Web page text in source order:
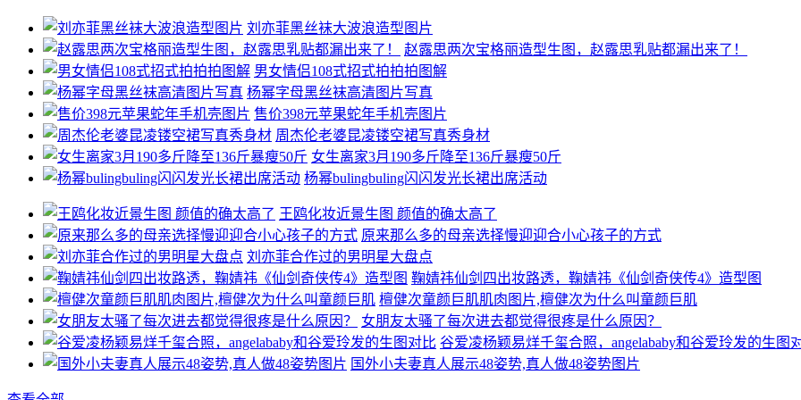
刘亦菲黑丝袜大波浪造型图片
赵露思两次宝格丽造型生图，赵露思乳贴都漏出来了！
男女情侣108式招式拍拍拍图解
杨幂字母黑丝袜高清图片写真
售价398元苹果蛇年手机壳图片
周杰伦老婆昆凌镂空裙写真秀身材
女生离家3月190多斤降至136斤暴瘦50斤
杨幂bulingbuling闪闪发光长裙出席活动
王鸥化妆近景生图 颜值的确太高了
原来那么多的母亲选择慢迎迎合小心孩子的方式
刘亦菲合作过的男明星大盘点
鞠婧祎仙剑四出妆路透，鞠婧祎《仙剑奇侠传4》造型图
檀健次童颜巨肌肌肉图片,檀健次为什么叫童颜巨肌
女朋友太骚了每次进去都觉得很疼是什么原因？
谷爱凌杨颖易烊千玺合照，angelababy和谷爱玲发的生图
国外小夫妻真人展示48姿势,真人做48姿势图片